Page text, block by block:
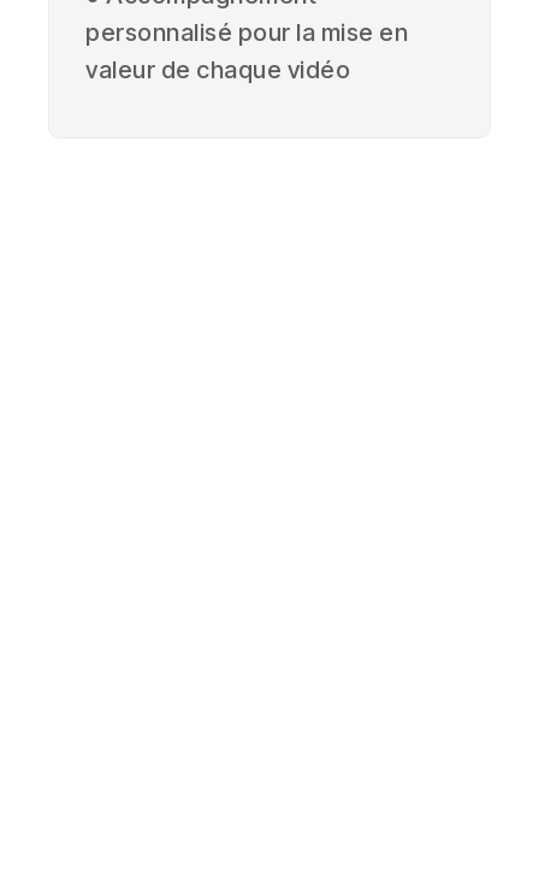
personnalisé pour la mise en
valeur de chaque vidéo